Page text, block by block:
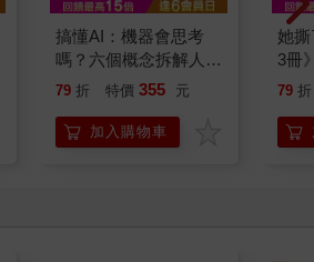
搞懂AI：機器會思考
嗎？六個概念拆解人工
智慧的本質與未來
79 折 特價 355 元
加入購物車
她
3冊
79 折